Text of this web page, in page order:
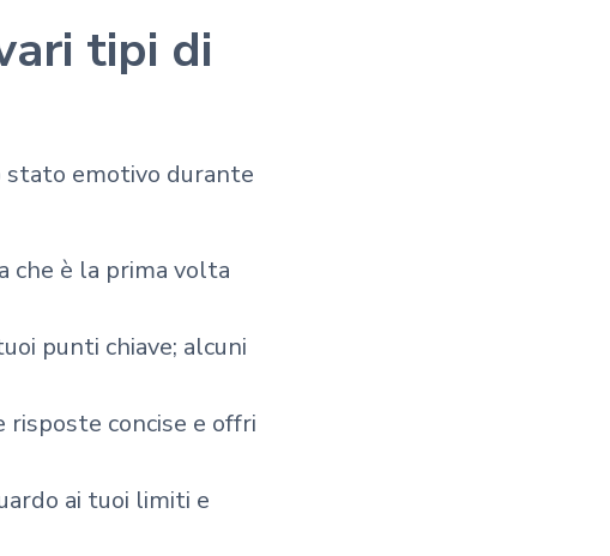
tipi di
stato emotivo durante
che è la prima volta
punti chiave; alcuni
risposte concise e offri
ai tuoi limiti e